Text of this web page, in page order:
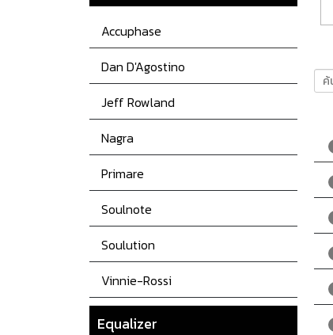
Accuphase
Dan D'Agostino
Jeff Rowland
Nagra
Primare
Soulnote
Soulution
Vinnie-Rossi
Equalizer